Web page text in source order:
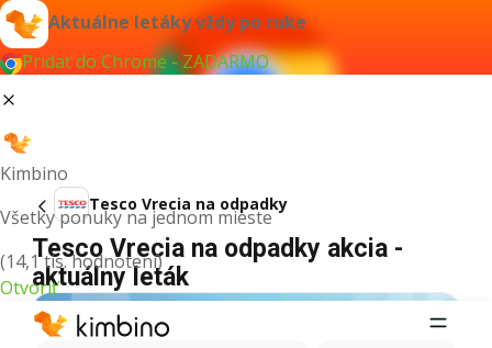
Aktuálne letáky vždy po ruke
Pridať do Chrome - ZADARMO
Kimbino
Všetky ponuky na jednom mieste
(14,1 tis. hodnotení)
Otvoriť
Tesco Vrecia na odpadky
Tesco Vrecia na odpadky akcia -
aktuálny leták